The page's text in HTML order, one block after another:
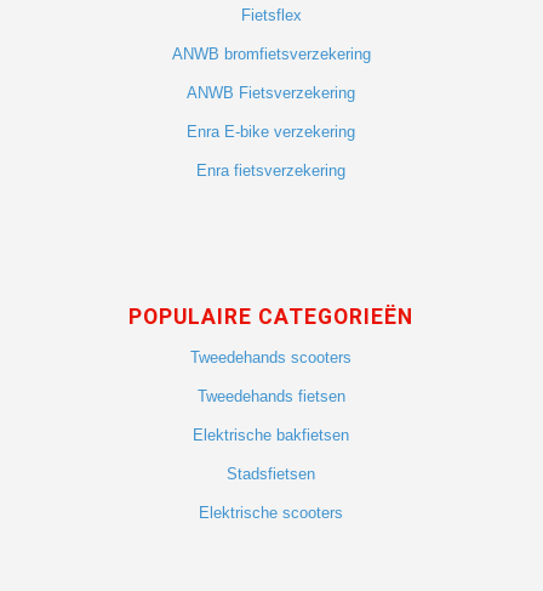
Fietsflex
ANWB bromfietsverzekering
ANWB Fietsverzekering
Enra E-bike verzekering
Enra fietsverzekering
POPULAIRE CATEGORIEËN
Tweedehands scooters
Tweedehands fietsen
Elektrische bakfietsen
Stadsfietsen
Elektrische scooters